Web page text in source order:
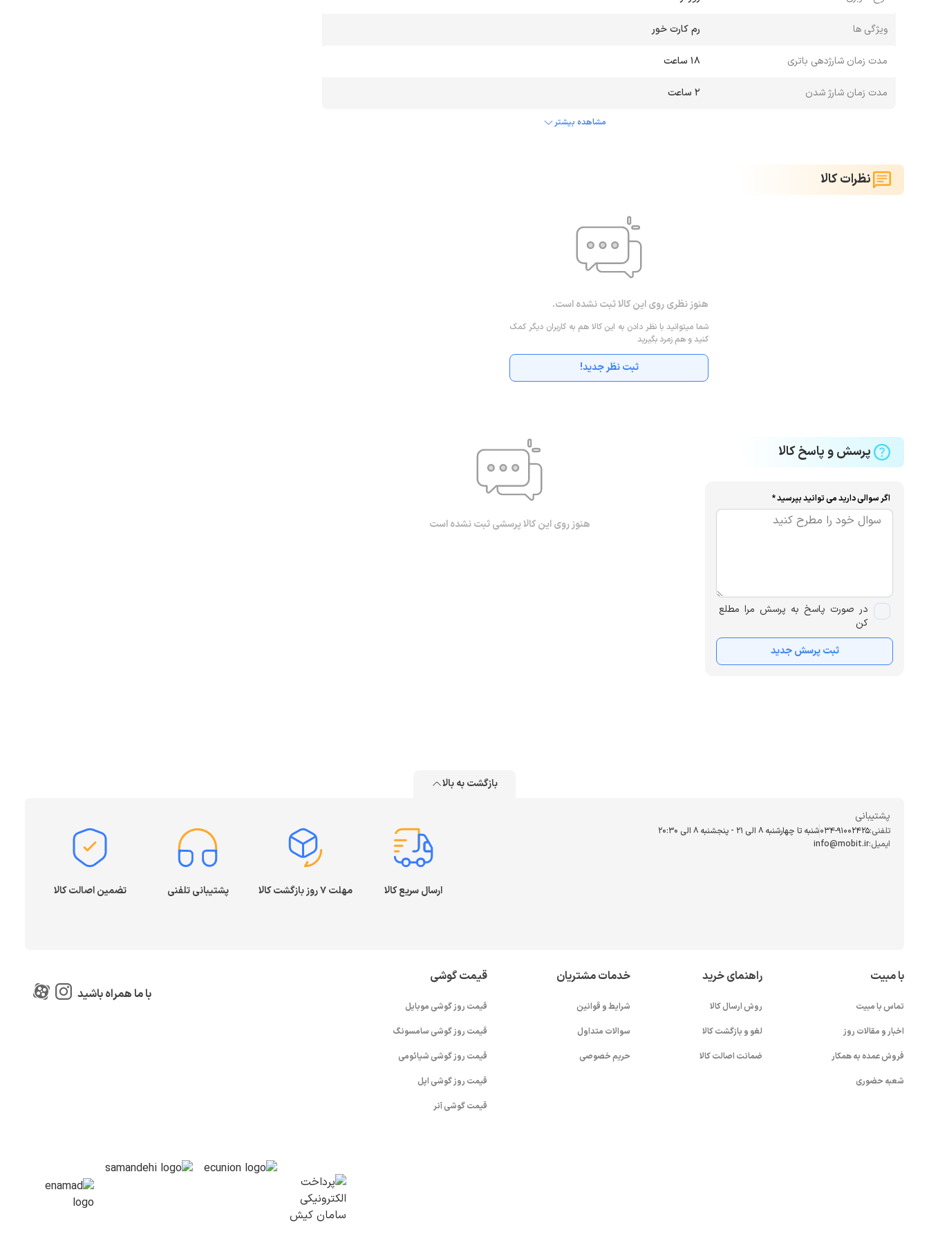
ویژگی ها رم کارت خور
مدت زمان شارژدهی باتری 18 ساعت
مدت زمان شارژ شدن 2 ساعت
مشاهده بیشتر
نظرات کالا
هنوز نظری روی این کالا ثبت نشده است.
شما میتوانید با نظر دادن به این کالا هم به کاربران دیگر کمک
کنید و هم زمرد بگیرید
ثبت نظر جدید!
پرسش و پاسخ کالا
اگر سوالی دارید می توانید بپرسید *
در صورت پاسخ به پرسش مرا مطلع
کن
ثبت پرسش جدید
هنوز روی این کالا پرسشی ثبت نشده است
بازگشت به بالا
پشتیبانی
تلفنی:034-91002425شنبه تا چهارشنبه ۸ الی ۲۱ - پنجشنبه 8 الی ۲۰:۳۰
ایمیل:info@mobit.ir
ارسال سریع کالا مهلت ۷ روز بازگشت کالا پشتیبانی تلفنی تضمین اصالت کالا
با مبیت
تماس با مبیت
اخبار و مقالات روز
فروش عمده به همکار
شعبه حضوری
راهنمای خرید
روش ارسال کالا
لغو و بازگشت کالا
ضمانت اصالت کالا
خدمات مشتریان
شرایط و قوانین
سوالات متداول
حریم خصوصی
قیمت گوشی
قیمت روز گوشی موبایل
قیمت روز گوشی سامسونگ
قیمت روز گوشی شیائومی
قیمت روز گوشی اپل
قیمت گوشی آنر
با ما همراه باشید